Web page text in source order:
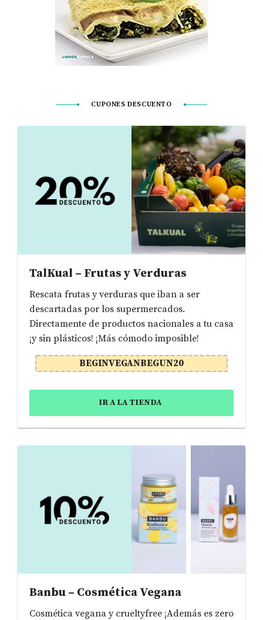
CUPONES DESCUENTO
TalKual – Frutas y Verduras
Rescata frutas y verduras que iban a ser
descartadas por los supermercados.
Directamente de productos nacionales a tu casa
¡y sin plásticos! ¡Más cómodo imposible!
BEGINVEGANBEGUN20
IR A LA TIENDA
Banbu – Cosmética Vegana
Cosmética vegana y crueltyfree ¡Además es zero